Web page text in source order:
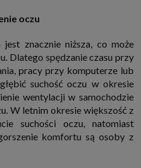
oczu
znacznie niższa, co może
Dlatego spędzanie czasu przy
pracy przy komputerze lub
suchość oczu w okresie
wentylacji w samochodzie
W letnim okresie większość z
suchości oczu, natomiast
komfortu są osoby z